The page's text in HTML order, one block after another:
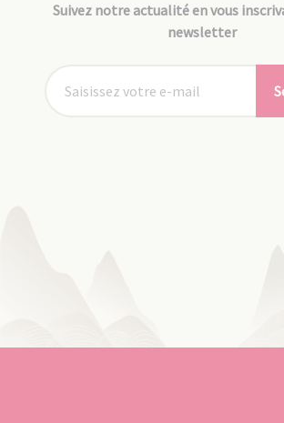
Suivez notre actualité en vous
newsletter